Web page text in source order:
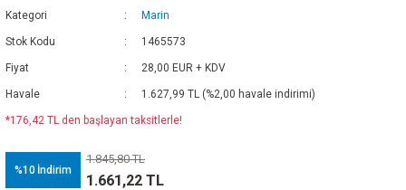
Kategori Marin
Stok Kodu 1465573
Fiyat 28,00 EUR + KDV
Havale 1.627,99 TL (%2,00 havale indirimi)
*176,42 TL den başlayan taksitlerle!
%10 İndirim
1.845,80 TL
1.661,22 TL